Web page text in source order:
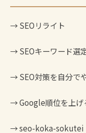
→SEOリライト
→SEOキーワード選
→SEO対策を自分で
→Google順位を上げ
→seo-koka-sokutei